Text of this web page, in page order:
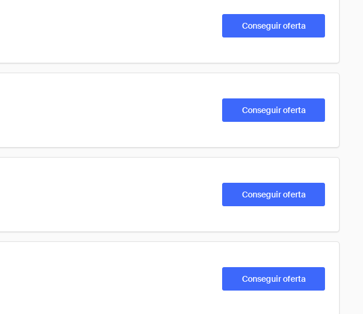
Conseguir oferta
Conseguir oferta
Conseguir oferta
Conseguir oferta